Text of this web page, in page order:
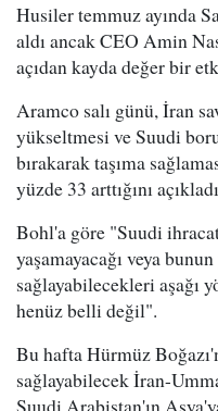
Husiler temmuz ayında
aldı ancak CEO Amin
açıdan kayda değer bir
Aramco salı günü, İran
yükseltmesi ve Suudi
bırakarak taşıma
yüzde 33 arttığını
Bohl'a göre "Suudi
yaşamayacağı veya
sağlayabilecekleri aşağı
henüz belli değil".
Bu hafta Hürmüz
sağlayabilecek İran-
Suudi Arabistan'ın